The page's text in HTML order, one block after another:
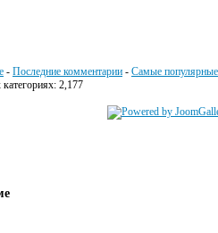
- Последние комментарии - Самые популярные
2,177